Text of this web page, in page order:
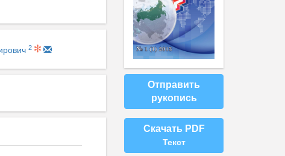
2
Отправить
рукопись
Скачать PDF
Текст